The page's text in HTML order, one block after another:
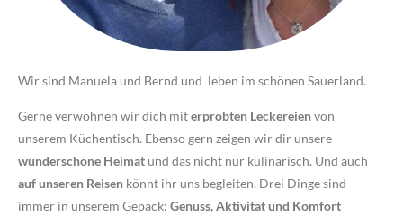
Wir sind Manuela und Bernd und leben im schönen Sauerland.
Gerne verwöhnen wir dich miterprobten Leckereienvon
unserem Küchentisch. Ebenso gern zeigen wir dir unsere
wunderschöne Heimat und das nicht nur kulinarisch. Und auch
auf unseren Reisen könnt ihr uns begleiten. Drei Dinge sind
immer in unserem Gepäck: Genuss, Aktivität und Komfort